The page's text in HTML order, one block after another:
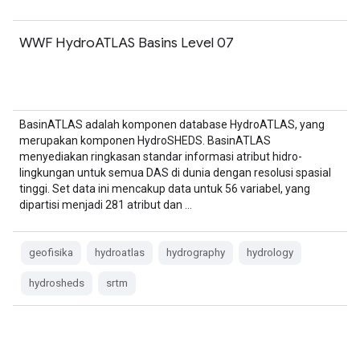
WWF HydroATLAS Basins Level 07
BasinATLAS adalah komponen database HydroATLAS, yang
merupakan komponen HydroSHEDS. BasinATLAS
menyediakan ringkasan standar informasi atribut hidro-
lingkungan untuk semua DAS di dunia dengan resolusi spasial
tinggi. Set data ini mencakup data untuk 56 variabel, yang
dipartisi menjadi 281 atribut dan …
geofisika hydroatlas hydrography hydrology
hydrosheds srtm